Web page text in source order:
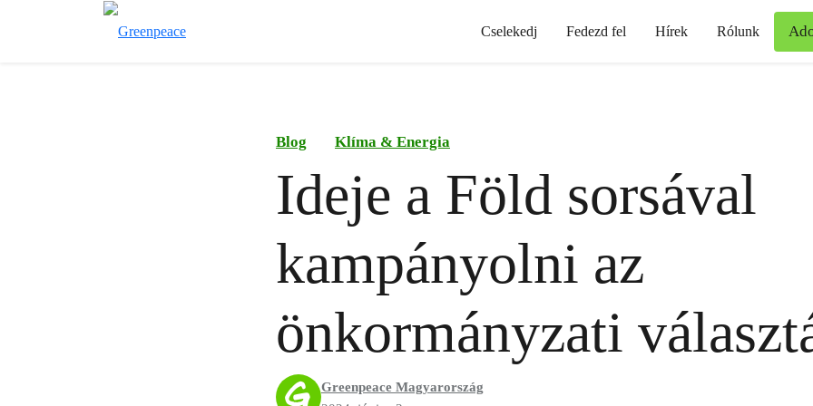
Cselekedj Fedezd fel Hírek Rólunk
Blog Klíma & Energia
Ideje a Föld sorsával
kampányolni az
önkormányzati
Greenpeace Magyarország